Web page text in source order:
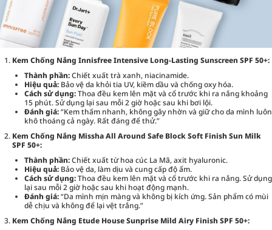
Kem Chống Nắng Innisfree Intensive Long-Lasting Sunscreen SPF 50+:
Thành phần:Chiết xuất trà xanh, niacinamide.
Hiệu quả: Bảo vệ da khỏi tia UV, kiềm dầu và chống oxy hóa.
Cách sử dụng:Thoa đều kem lên mặt và cổ trước khi ra nắng khoảng
15 phút. Sử dụng lại sau mỗi 2 giờ hoặc sau khi bơi lội.
Đánh giá:“Kem thấm nhanh, không gây nhờn và giữ cho da mình luôn
khô thoáng cả ngày. Rất đáng để thử.”
Kem Chống Nắng Missha All Around Safe Block Soft Finish Sun Milk
SPF 50+:
Thành phần:Chiết xuất từ hoa cúc La Mã, axit hyaluronic.
Hiệu quả: Bảo vệ da, làm dịu và cung cấp độ ẩm.
Cách sử dụng:Thoa đều kem lên mặt và cổ trước khi ra nắng. Sử dụng
lại sau mỗi 2 giờ hoặc sau khi hoạt động mạnh.
Đánh giá:“Da mình mịn màng và không bị kích ứng. Sản phẩm có mùi
dễ chịu và không để lại vệt trắng.”
Kem Chống Nắng Etude House Sunprise Mild Airy Finish SPF 50+: